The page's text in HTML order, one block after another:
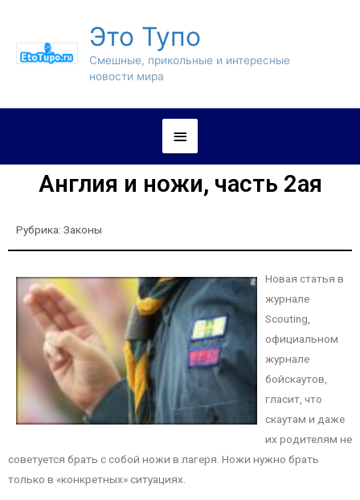
Это Тупо
Смешные, прикольные и интересные
новости мира
Англия и ножи, часть 2ая
Рубрика: Законы
Новая статья в
журнале
Scouting,
официальном
журнале
бойскаутов,
гласит, что
скаутам и даже
их родителям не
советуется брать с собой ножи в лагеря. Ножи нужно брать
только в «конкретных» ситуациях.